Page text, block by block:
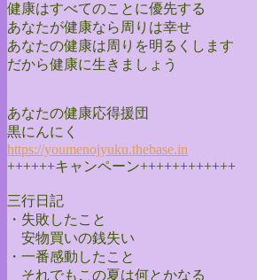
健康はすべてのことに優先する
あなたが健康なら周りは幸せ
あなたの健康は周りを明るくします
だから健康に生きましょう
あなたの健康応得援団
黒にんにく
https://youmenojyuku.thebase.in
++++++キャンペーン++++++++++++
三行日記
・失敗したこと
安物買いの銭失い
・一番感動したこと
それでもこの夏は何とかなる